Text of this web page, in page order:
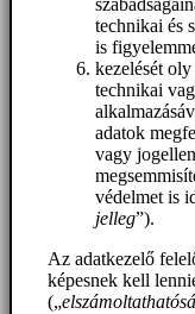
technikai és
is
kezelését
technikai
adatok
vagy
védelmet is
jelleg”).
Az adatkezelő
képesnek kell
(„